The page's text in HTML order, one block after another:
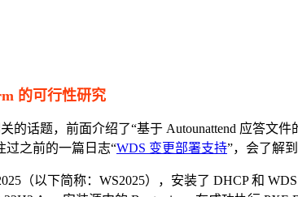
的可行性研究
话题，前面介绍了“基于 Autounattend 应答文件
过之前的一篇日志“WDS 变更部署支持”，会了解
（以下简称：WS2025），安装了 DHCP 和